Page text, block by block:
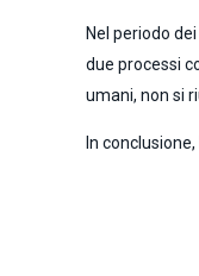
Nel periodo
due processi
umani, non si
In